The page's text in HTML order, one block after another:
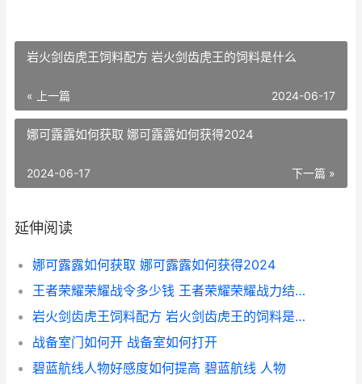
岩火剑齿虎王饲料配方 岩火剑齿虎王的饲料是什么
« 上一篇 2024-06-17
娜可露露如何获取 娜可露露如何获得2024
下一篇 »
2024-06-17
延伸阅读
娜可露露如何获取 娜可露露如何获得2024
王者荣耀荣耀战令多少钱 王者荣耀荣耀战力结算时间
岩火剑齿虎王饲料配方 岩火剑齿虎王的饲料是什么
战备室门如何开 战备室如何打开
碧蓝航线人物好感度如何提高 碧蓝航线 人物